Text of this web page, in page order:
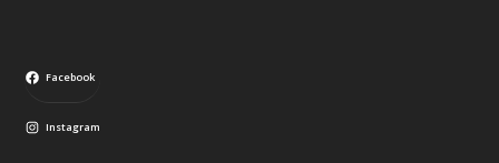
Facebook
Instagram